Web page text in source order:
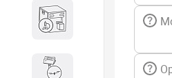
Атомно-
спектрометры
Весы и весовое